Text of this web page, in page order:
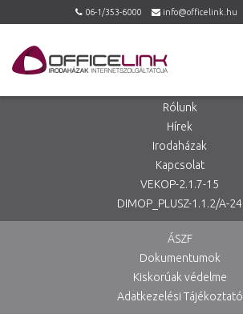
06-1/353-6000 info@officelink.hu
Rólunk
Hírek
Irodaházak
Kapcsolat
VEKOP-2.1.7-15
DIMOP_PLUSZ-1.1.2/A-24
ÁSZF
Dokumentumok
Kiskorúak védelme
Adatkezelési Tájékoztató